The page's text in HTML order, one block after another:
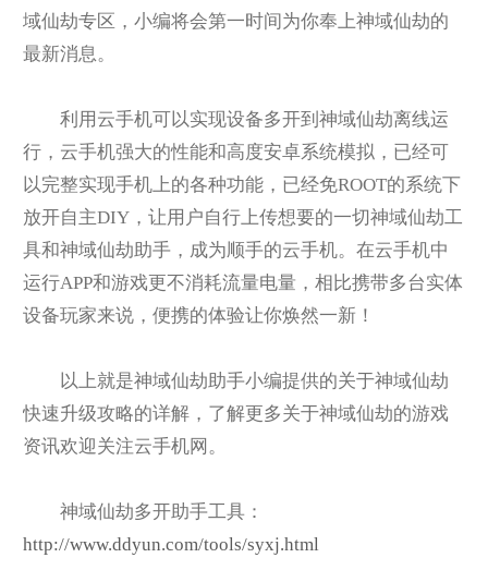
域仙劫专区，小编将会第一时间为你奉上神域仙劫的
最新消息。
利用云手机可以实现设备多开到神域仙劫离线运
行，云手机强大的性能和高度安卓系统模拟，已经可
以完整实现手机上的各种功能，已经免ROOT的系统下
放开自主DIY，让用户自行上传想要的一切神域仙劫工
具和神域仙劫助手，成为顺手的云手机。在云手机中
运行APP和游戏更不消耗流量电量，相比携带多台实体
设备玩家来说，便携的体验让你焕然一新！
以上就是神域仙劫助手小编提供的关于神域仙劫
快速升级攻略的详解，了解更多关于神域仙劫的游戏
资讯欢迎关注云手机网。
神域仙劫多开助手工具：
http://www.ddyun.com/tools/syxj.html